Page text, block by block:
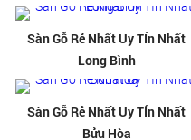
Sàn Gỗ Rẻ Nhất Uy TÍn Nhất
Long Bình
Sàn Gỗ Rẻ Nhất Uy TÍn Nhất
Bửu Hòa